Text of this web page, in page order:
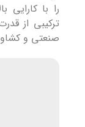
را با کارایی
ترکیبی از
صنعتی و